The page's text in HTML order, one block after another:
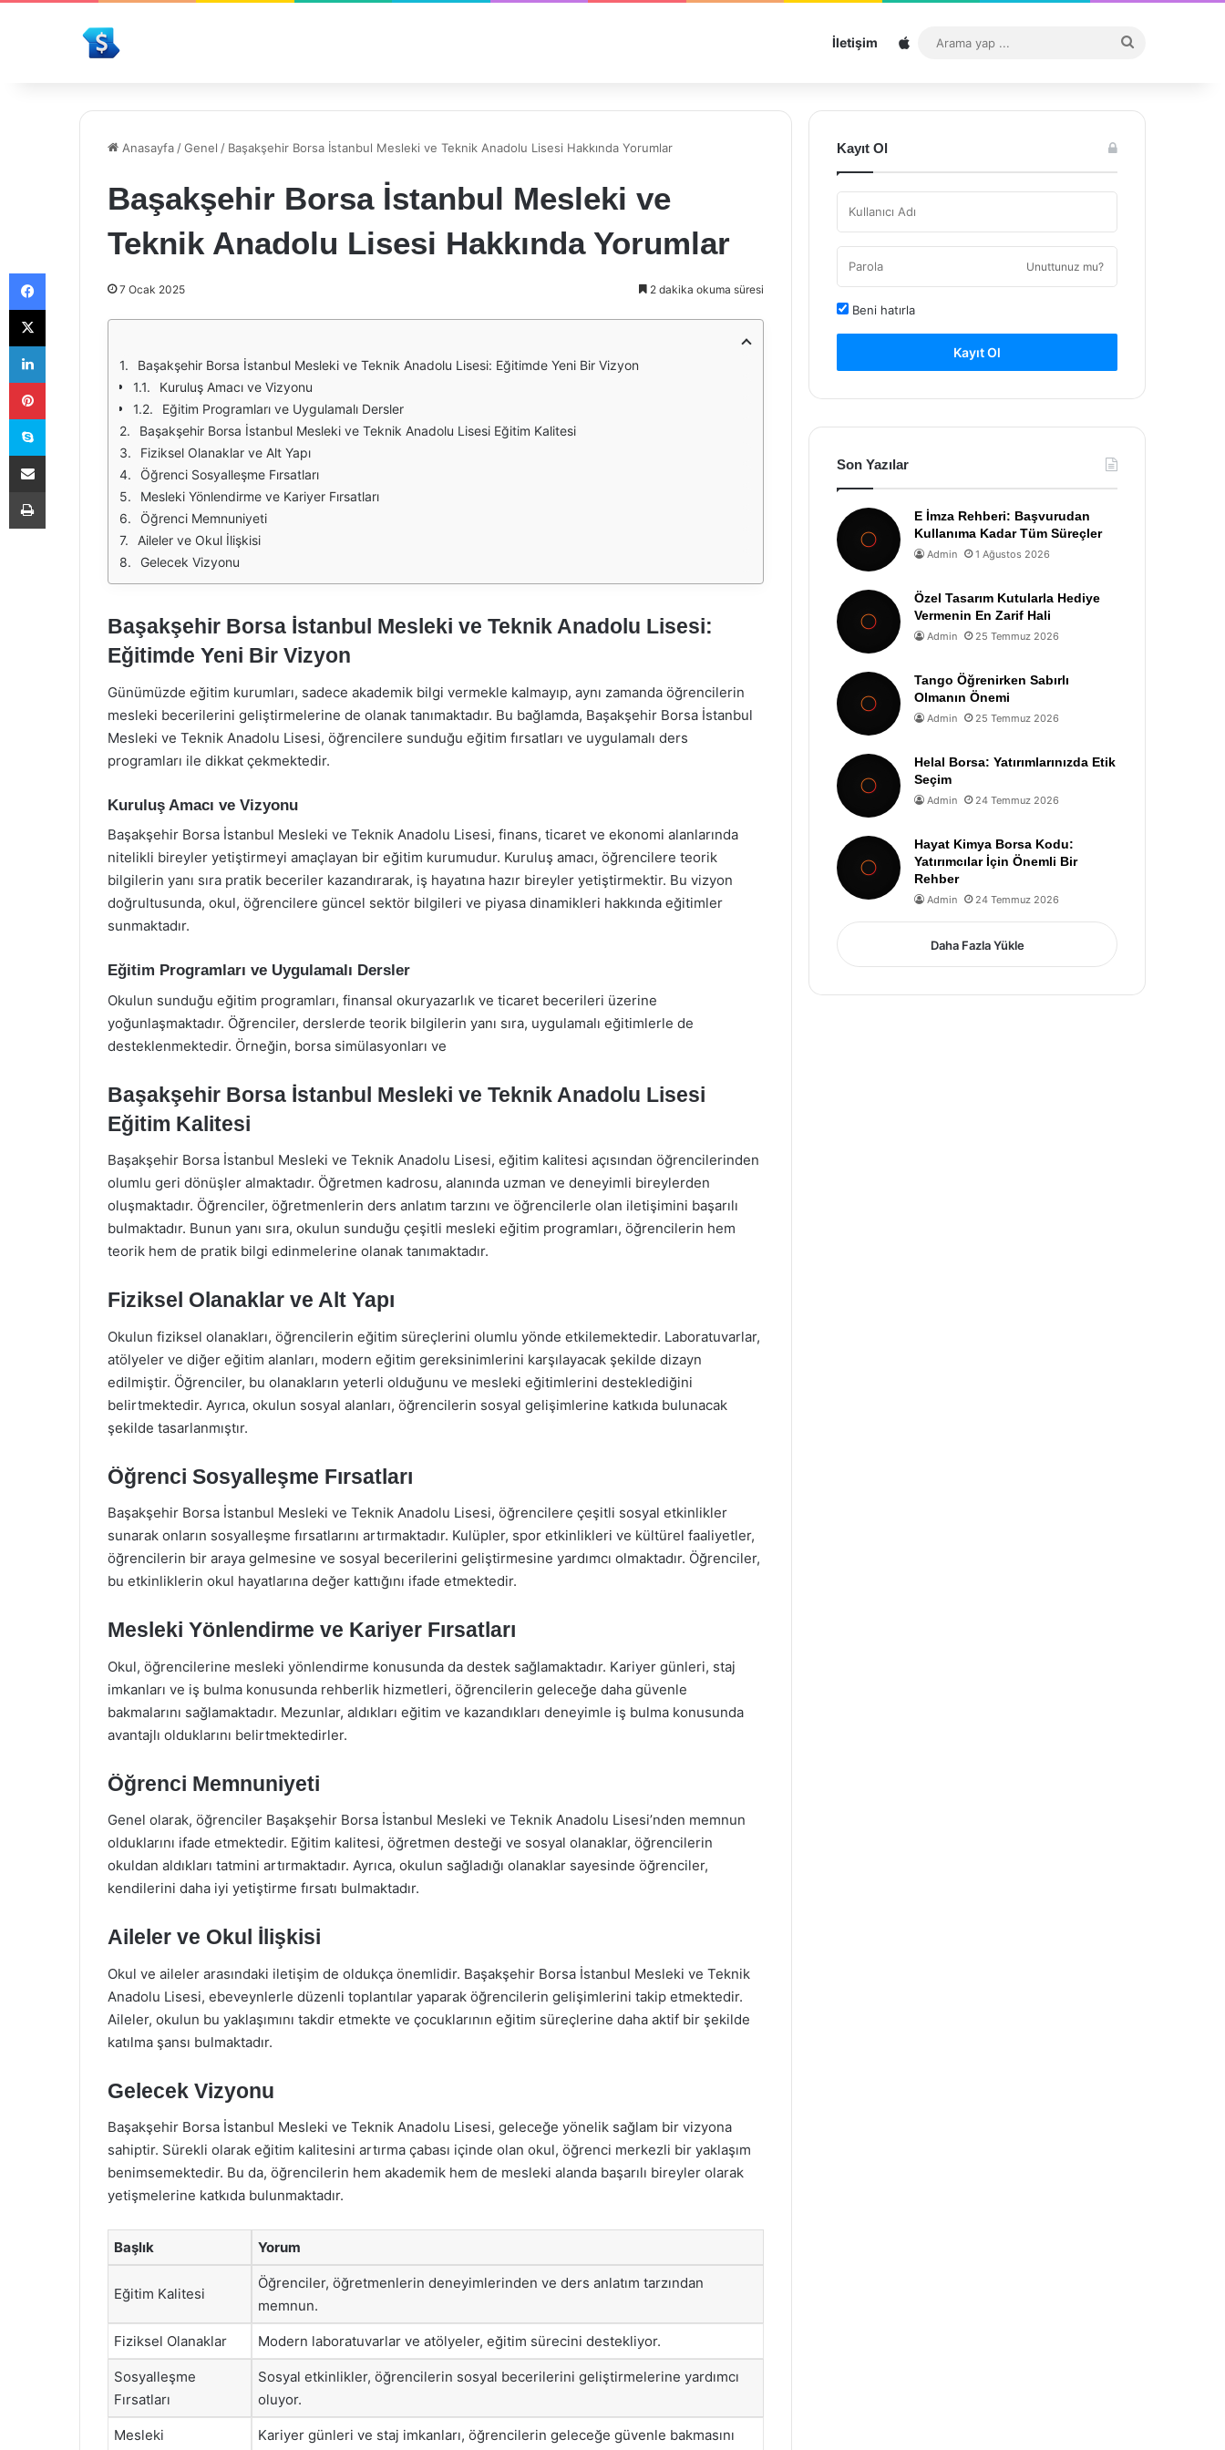
İletişim Sitemap
...
Anasayfa /Genel / Başakşehir Borsa İstanbul Mesleki ve Teknik Anadolu Lisesi Hakkında Yorumlar
Başakşehir Borsa İstanbul Mesleki ve
Teknik Anadolu Lisesi Hakkında Yorumlar
7 Ocak 2025 2 dakika okuma süresi
Başakşehir Borsa İstanbul Mesleki ve Teknik Anadolu Lisesi: Eğitimde Yeni Bir Vizyon
Kuruluş Amacı ve Vizyonu
Eğitim Programları ve Uygulamalı Dersler
Başakşehir Borsa İstanbul Mesleki ve Teknik Anadolu Lisesi Eğitim Kalitesi
Fiziksel Olanaklar ve Alt Yapı
Öğrenci Sosyalleşme Fırsatları
Mesleki Yönlendirme ve Kariyer Fırsatları
Öğrenci Memnuniyeti
Aileler ve Okul İlişkisi
Gelecek Vizyonu
Başakşehir Borsa İstanbul Mesleki ve Teknik Anadolu Lisesi:
Eğitimde Yeni Bir Vizyon
Günümüzde eğitim kurumları, sadece akademik bilgi vermekle kalmayıp, aynı zamanda öğrencilerin
mesleki becerilerini geliştirmelerine de olanak tanımaktadır. Bu bağlamda, Başakşehir Borsa İstanbul
Mesleki ve Teknik Anadolu Lisesi, öğrencilere sunduğu eğitim fırsatları ve uygulamalı ders
programları ile dikkat çekmektedir.
Kuruluş Amacı ve Vizyonu
Başakşehir Borsa İstanbul Mesleki ve Teknik Anadolu Lisesi, finans, ticaret ve ekonomi alanlarında
nitelikli bireyler yetiştirmeyi amaçlayan bir eğitim kurumudur. Kuruluş amacı, öğrencilere teorik
bilgilerin yanı sıra pratik beceriler kazandırarak, iş hayatına hazır bireyler yetiştirmektir. Bu vizyon
doğrultusunda, okul, öğrencilere güncel sektör bilgileri ve piyasa dinamikleri hakkında eğitimler
sunmaktadır.
Eğitim Programları ve Uygulamalı Dersler
Okulun sunduğu eğitim programları, finansal okuryazarlık ve ticaret becerileri üzerine
yoğunlaşmaktadır. Öğrenciler, derslerde teorik bilgilerin yanı sıra, uygulamalı eğitimlerle de
desteklenmektedir. Örneğin, borsa simülasyonları ve
Başakşehir Borsa İstanbul Mesleki ve Teknik Anadolu Lisesi
Eğitim Kalitesi
Başakşehir Borsa İstanbul Mesleki ve Teknik Anadolu Lisesi, eğitim kalitesi açısından öğrencilerinden
olumlu geri dönüşler almaktadır. Öğretmen kadrosu, alanında uzman ve deneyimli bireylerden
oluşmaktadır. Öğrenciler, öğretmenlerin ders anlatım tarzını ve öğrencilerle olan iletişimini başarılı
bulmaktadır. Bunun yanı sıra, okulun sunduğu çeşitli mesleki eğitim programları, öğrencilerin hem
teorik hem de pratik bilgi edinmelerine olanak tanımaktadır.
Fiziksel Olanaklar ve Alt Yapı
Okulun fiziksel olanakları, öğrencilerin eğitim süreçlerini olumlu yönde etkilemektedir. Laboratuvarlar,
atölyeler ve diğer eğitim alanları, modern eğitim gereksinimlerini karşılayacak şekilde dizayn
edilmiştir. Öğrenciler, bu olanakların yeterli olduğunu ve mesleki eğitimlerini desteklediğini
belirtmektedir. Ayrıca, okulun sosyal alanları, öğrencilerin sosyal gelişimlerine katkıda bulunacak
şekilde tasarlanmıştır.
Öğrenci Sosyalleşme Fırsatları
Başakşehir Borsa İstanbul Mesleki ve Teknik Anadolu Lisesi, öğrencilere çeşitli sosyal etkinlikler
sunarak onların sosyalleşme fırsatlarını artırmaktadır. Kulüpler, spor etkinlikleri ve kültürel faaliyetler,
öğrencilerin bir araya gelmesine ve sosyal becerilerini geliştirmesine yardımcı olmaktadır. Öğrenciler,
bu etkinliklerin okul hayatlarına değer kattığını ifade etmektedir.
Mesleki Yönlendirme ve Kariyer Fırsatları
Okul, öğrencilerine mesleki yönlendirme konusunda da destek sağlamaktadır. Kariyer günleri, staj
imkanları ve iş bulma konusunda rehberlik hizmetleri, öğrencilerin geleceğe daha güvenle
bakmalarını sağlamaktadır. Mezunlar, aldıkları eğitim ve kazandıkları deneyimle iş bulma konusunda
avantajlı olduklarını belirtmektedirler.
Öğrenci Memnuniyeti
Genel olarak, öğrenciler Başakşehir Borsa İstanbul Mesleki ve Teknik Anadolu Lisesi’nden memnun
olduklarını ifade etmektedir. Eğitim kalitesi, öğretmen desteği ve sosyal olanaklar, öğrencilerin
okuldan aldıkları tatmini artırmaktadır. Ayrıca, okulun sağladığı olanaklar sayesinde öğrenciler,
kendilerini daha iyi yetiştirme fırsatı bulmaktadır.
Aileler ve Okul İlişkisi
Okul ve aileler arasındaki iletişim de oldukça önemlidir. Başakşehir Borsa İstanbul Mesleki ve Teknik
Anadolu Lisesi, ebeveynlerle düzenli toplantılar yaparak öğrencilerin gelişimlerini takip etmektedir.
Aileler, okulun bu yaklaşımını takdir etmekte ve çocuklarının eğitim süreçlerine daha aktif bir şekilde
katılma şansı bulmaktadır.
Gelecek Vizyonu
Başakşehir Borsa İstanbul Mesleki ve Teknik Anadolu Lisesi, geleceğe yönelik sağlam bir vizyona
sahiptir. Sürekli olarak eğitim kalitesini artırma çabası içinde olan okul, öğrenci merkezli bir yaklaşım
benimsemektedir. Bu da, öğrencilerin hem akademik hem de mesleki alanda başarılı bireyler olarak
yetişmelerine katkıda bulunmaktadır.
Başlık Yorum
Eğitim Kalitesi
Öğrenciler, öğretmenlerin deneyimlerinden ve ders anlatım tarzından
memnun.
Fiziksel Olanaklar Modern laboratuvarlar ve atölyeler, eğitim sürecini destekliyor.
Sosyalleşme
Fırsatları
Sosyal etkinlikler, öğrencilerin sosyal becerilerini geliştirmelerine yardımcı
oluyor.
Mesleki
Kariyer günleri ve staj imkanları, öğrencilerin geleceğe güvenle bakmasını
Kayıt Ol
Unuttunuz mu?
Beni hatırla
Kayıt Ol
Son Yazılar
E İmza Rehberi: Başvurudan
Kullanıma Kadar Tüm Süreçler
Admin 1 Ağustos 2026
Özel Tasarım Kutularla Hediye
Vermenin En Zarif Hali
Admin 25 Temmuz 2026
Tango Öğrenirken Sabırlı
Olmanın Önemi
Admin 25 Temmuz 2026
Helal Borsa: Yatırımlarınızda Etik
Seçim
Admin 24 Temmuz 2026
Hayat Kimya Borsa Kodu:
Yatırımcılar İçin Önemli Bir
Rehber
Admin 24 Temmuz 2026
Daha Fazla Yükle
Facebook
X
LinkedIn
Pinterest
Skype
E-Posta ile paylaş